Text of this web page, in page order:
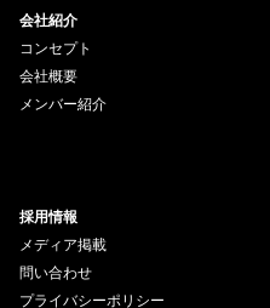
会社紹介
コンセプト
会社概要
メンバー紹介
採用情報
メディア掲載
問い合わせ
プライバシーポリシー